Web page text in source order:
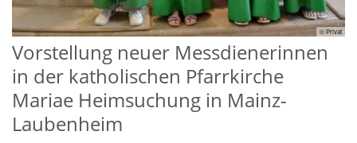
© Privat
Vorstellung neuer Messdienerinnen
in der katholischen Pfarrkirche
Mariae Heimsuchung in Mainz-
Laubenheim